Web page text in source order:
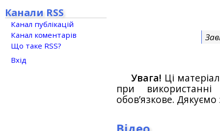
Увага! Ці
при
обов’язкове.
Канали RSS
Канал публікацій
Канал коментарів
Що таке RSS?
Вхід